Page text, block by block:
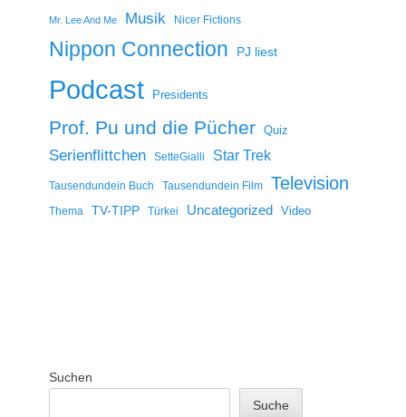
Mr. Lee And Me Musik Nicer Fictions
Nippon Connection PJ liest
Podcast Presidents
Prof. Pu und die Pücher Quiz
Serienflittchen SetteGialli Star Trek
Tausendundein Buch Tausendundein Film Television
Thema TV-TIPP Türkei Uncategorized Video
Suchen
Suche